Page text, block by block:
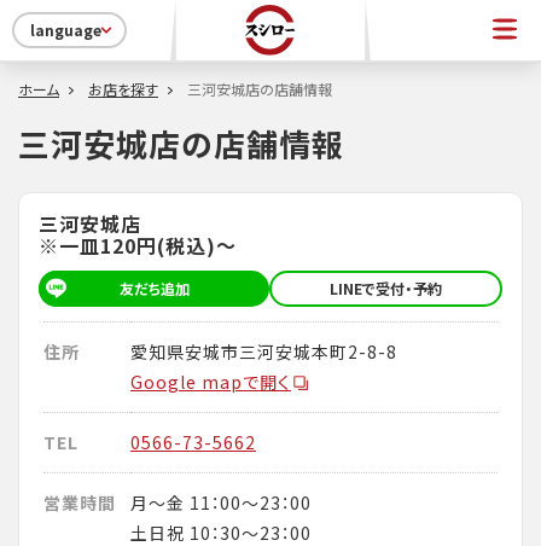
language
ホーム お店を探す 三河安城店の店舗情報
三河安城店の店舗情報
三河安城店
※一皿120円(税込)～
友だち追加 LINEで受付・予約
住所
愛知県安城市三河安城本町2-8-8
Google mapで開く
TEL 0566-73-5662
営業時間
月～金 11：00～23：00
土日祝 10：30～23：00